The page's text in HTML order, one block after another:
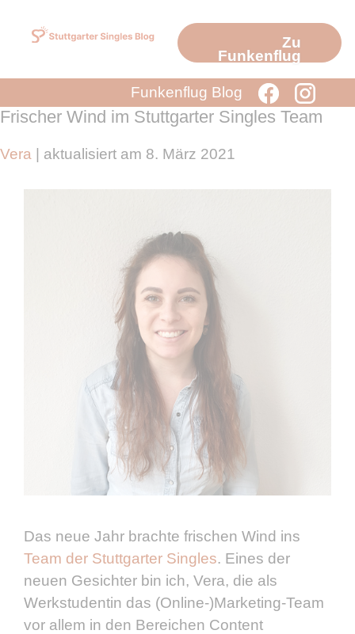
Inhalt
Zu
Funkenflug
Funkenflug Blog
Frischer Wind im Stuttgarter Singles Team
Vera | aktualisiert am 8. März 2021
Das neue Jahr brachte frischen Wind ins
Team der Stuttgarter Singles. Eines der
neuen Gesichter bin ich, Vera, die als
Werkstudentin das (Online-)Marketing-Team
vor allem in den Bereichen Content